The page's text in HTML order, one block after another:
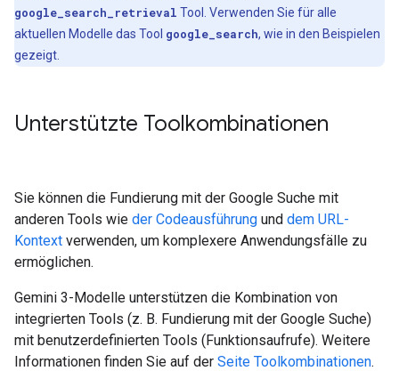
google_search_retrieval Tool. Verwenden Sie für alle
aktuellen Modelle das Tool google_search, wie in den Beispielen
gezeigt.
Unterstützte Toolkombinationen
Sie können die Fundierung mit der Google Suche mit
anderen Tools wie der Codeausführung und dem URL-
Kontext verwenden, um komplexere Anwendungsfälle zu
ermöglichen.
Gemini 3-Modelle unterstützen die Kombination von
integrierten Tools (z. B. Fundierung mit der Google Suche)
mit benutzerdefinierten Tools (Funktionsaufrufe). Weitere
Informationen finden Sie auf der Seite Toolkombinationen.